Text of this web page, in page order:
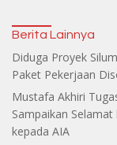
Berita Lainnya
Diduga Proyek
Paket Pekerjaan
Mustafa Akhiri
Sampaikan
kepada AIA